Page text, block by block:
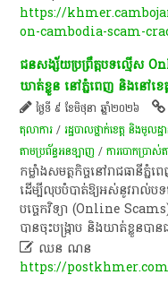
https://
on-cambodia-scam-
ជនសង្ស័យ​ប្រព្រឹត្ត​បទល្មើស​
ឃាត់ខ្លួន​ នៅ​ភ្នំពេញ​ និង​នៅ​ខេត្
ថ្ងៃទី ៩ ខែមិថុនា ឆ្នាំ២០២៦
តុលាការ /រដ្ឋបាលថ្នាក់ខេត្ត និងមូលដ្ឋ
តាម​ប្រព័ន្ធ​អនឡាញ​ /ការបោកប្រា
កម្លាំង​សមត្ថកិច្ច​នៅ​រាជធានី​ភ្នំ
ដើម្បី​លុប​បំបាត់​ឱ្យ​អស់​នូវ​រាល់​ប
បច្ចេកវិទ្យា​ (Online​
បាន​ចុះ​បង្ក្រាប​ និង​ឃាត់ខ្លួន​
 ឈន ណន
https://